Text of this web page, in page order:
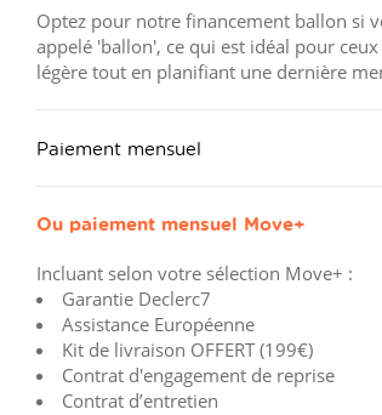
Optez pour notre financement ballon si
appelé 'ballon', ce qui est idéal pour
légère tout en planifiant une dernière
Paiement mensuel
Ou paiement mensuel Move+
Incluant selon votre sélection Move+ :
Garantie Declerc7
Assistance Européenne
Kit de livraison OFFERT (199€)
Contrat d'engagement de reprise
Contrat d’entretien